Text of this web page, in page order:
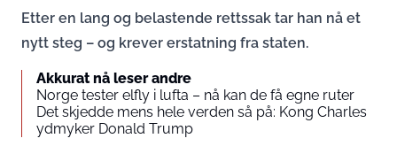
Etter en lang og belastende rettssak tar han nå et
nytt steg – og krever erstatning fra staten.
Akkurat nå leser andre
Norge tester elfly i lufta – nå kan de få egne ruter
Det skjedde mens hele verden så på: Kong Charles
ydmyker Donald Trump